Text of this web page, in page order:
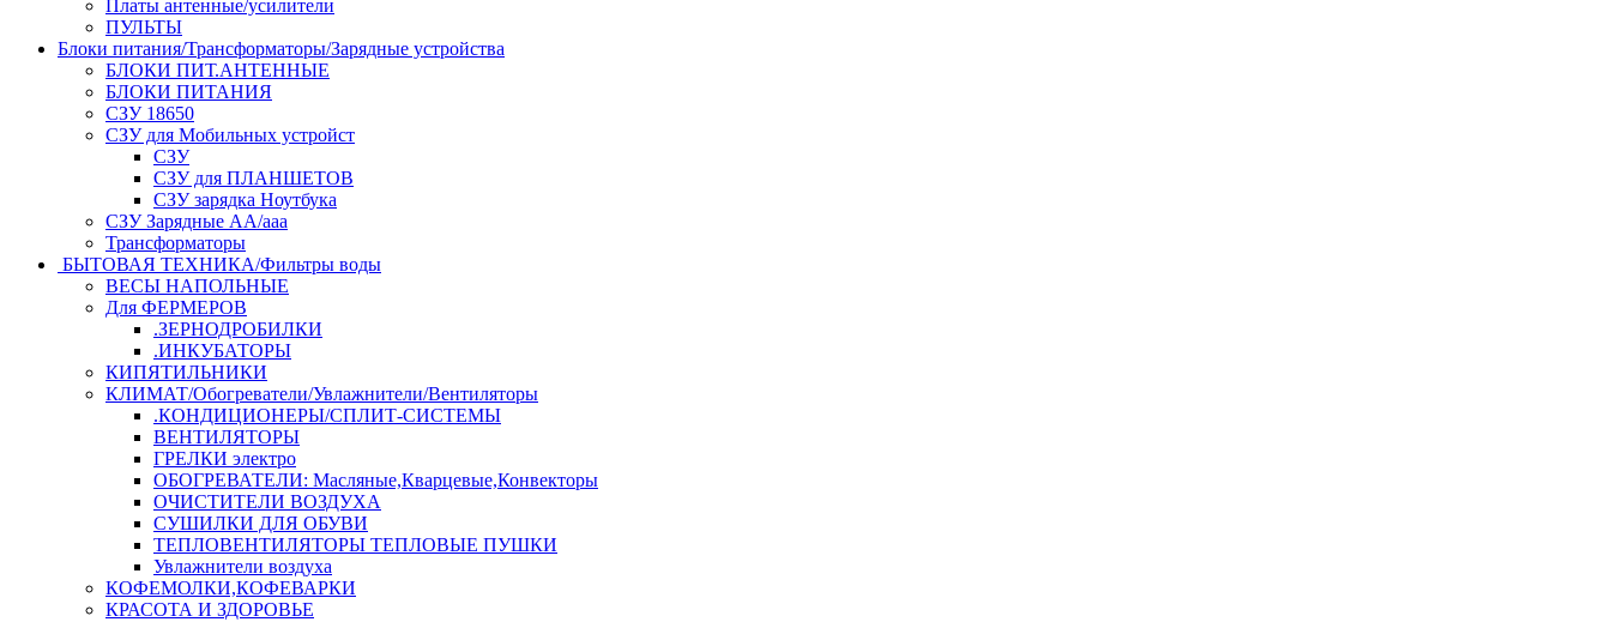
Платы антенные/усилители
ПУЛЬТЫ
Блоки питания/Трансформаторы/Зарядные устройства
БЛОКИ ПИТ.АНТЕННЫЕ
БЛОКИ ПИТАНИЯ
СЗУ 18650
СЗУ для Мобильных устройст
СЗУ
СЗУ для ПЛАНШЕТОВ
СЗУ зарядка Ноутбука
СЗУ Зарядные АА/ааа
Трансформаторы
БЫТОВАЯ ТЕХНИКА/Фильтры воды
ВЕСЫ НАПОЛЬНЫЕ
Для ФЕРМЕРОВ
.ЗЕРНОДРОБИЛКИ
.ИНКУБАТОРЫ
КИПЯТИЛЬНИКИ
КЛИМАТ/Обогреватели/Увлажнители/Вентиляторы
.КОНДИЦИОНЕРЫ/СПЛИТ-СИСТЕМЫ
ВЕНТИЛЯТОРЫ
ГРЕЛКИ электро
ОБОГРЕВАТЕЛИ: Масляные,Кварцевые,Конвекторы
ОЧИСТИТЕЛИ ВОЗДУХА
СУШИЛКИ ДЛЯ ОБУВИ
ТЕПЛОВЕНТИЛЯТОРЫ ТЕПЛОВЫЕ ПУШКИ
Увлажнители воздуха
КОФЕМОЛКИ,КОФЕВАРКИ
КРАСОТА И ЗДОРОВЬЕ